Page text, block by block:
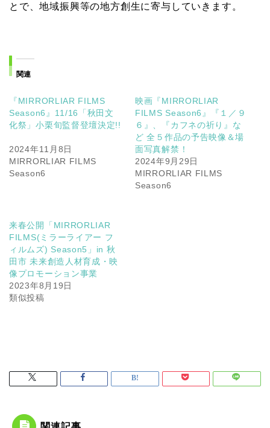
とで、地域振興等の地方創生に寄与していきます。
関連
『MIRRORLIAR FILMS
Season6』11/16「秋田文
化祭」小栗旬監督登壇決定!!
2024年11月8日
MIRRORLIAR FILMS
Season6
映画『MIRRORLIAR
FILMS Season6』『１／９
６』、『カフネの祈り』な
ど 全５作品の予告映像＆場
面写真解禁！
2024年9月29日
MIRRORLIAR FILMS
Season6
来春公開「MIRRORLIAR
FILMS(ミラーライアー フ
ィルムズ) Season5」in 秋
田市 未来創造人材育成・映
像プロモーション事業
2023年8月19日
類似投稿